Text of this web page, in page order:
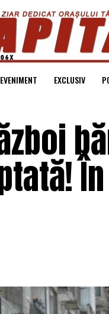
EVENIMENT EXCLUSIV